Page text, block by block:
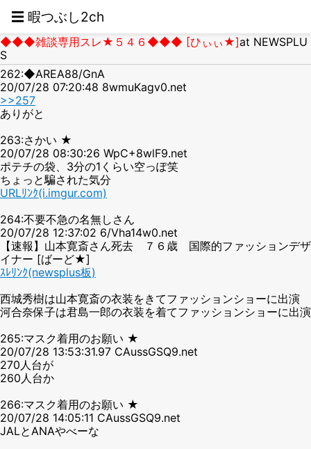
☰ 暇つぶし2ch
◆◆◆雑談専用スレ★５４６◆◆◆ [ひぃぃ★]at NEWSPLU
S
262:◆AREA88/GnA
20/07/28 07:20:48 8wmuKagv0.net
>>257
ありがと
263:さかい ★
20/07/28 08:30:26 WpC+8wlF9.net
ポテチの袋、3分の1くらい空っぽ笑
ちょっと騙された気分
URLﾘﾝｸ(i.imgur.com)
264:不要不急の名無しさん
20/07/28 12:37:02 6/Vha14w0.net
【速報】山本寛斎さん死去 ７６歳 国際的ファッションデザ
イナー [ばーど★]
ｽﾚﾘﾝｸ(newsplus板)
西城秀樹は山本寛斎の衣装をきてファッションショーに出演
河合奈保子は君島一郎の衣装を着てファッションショーに出演
265:マスク着用のお願い ★
20/07/28 13:53:31.97 CAussGSQ9.net
270人台が
260人台か
266:マスク着用のお願い ★
20/07/28 14:05:11 CAussGSQ9.net
JALとANAやべーな